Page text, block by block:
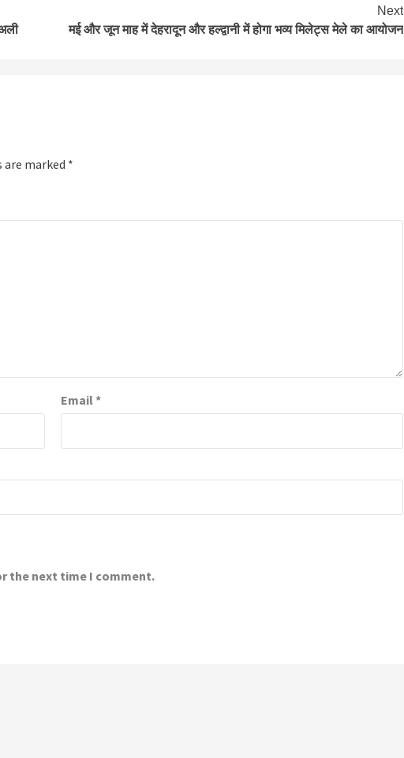
Next
मई और जून माह में देहरादून और हल्द्वानी में होगा भव्य मिलेट्स मेले का आयोजन
are marked *
Email*
the next time I comment.